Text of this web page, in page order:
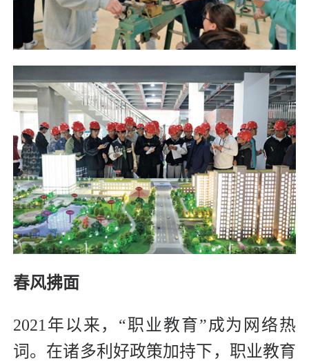
春风拂面
2021年以来，“职业教育”成为网络热
词。在诸多利好政策加持下，职业教育